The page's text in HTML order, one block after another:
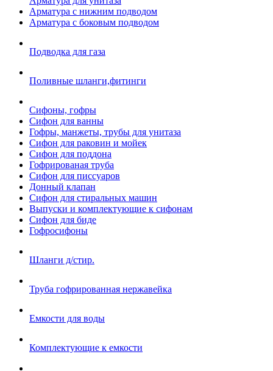
Арматура с нижним подводом
Арматура с боковым подводом
Подводка для газа
Поливные шланги,фитинги
Сифоны, гофры
Сифон для ванны
Гофры, манжеты, трубы для унитаза
Сифон для раковин и мойек
Сифон для поддона
Гофрированая труба
Сифон для писсуаров
Донный клапан
Сифон для стиральных машин
Выпуски и комплектующие к сифонам
Сифон для биде
Гофросифоны
Шланги д/стир.
Труба гофрированная нержавейка
Емкости для воды
Комплектующие к емкости